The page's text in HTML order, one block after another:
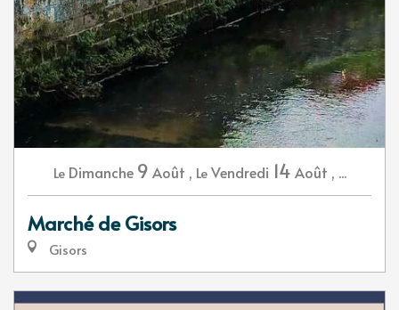
Le Dimanche 9 Août , Le Vendredi 14 Août , ...
Marché de Gisors
Gisors